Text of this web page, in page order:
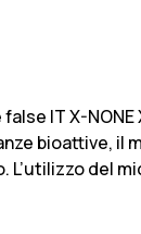
false IT X-
bioattive, il
L’utilizzo del